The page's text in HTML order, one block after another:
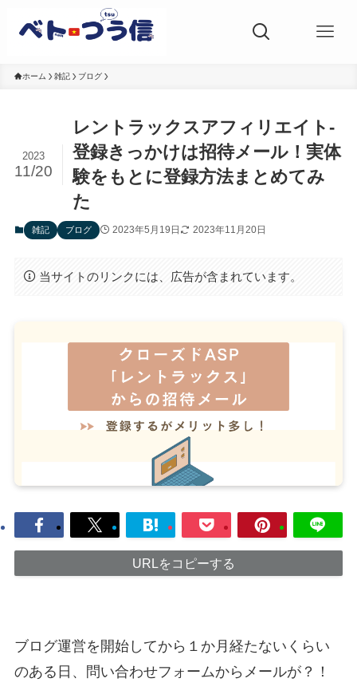
ホーム 雑記 ブログ
レントラックスアフィリエイト-
登録きっかけは招待メール！実体
験をもとに登録方法まとめてみ
た
2023
11/20
雑記 ブログ 2023年5月19日 2023年11月20日
当サイトのリンクには、広告が含まれています。
URLをコピーする
ブログ運営を開始してから１か月経たないくらい
のある日、問い合わせフォームからメールが？！